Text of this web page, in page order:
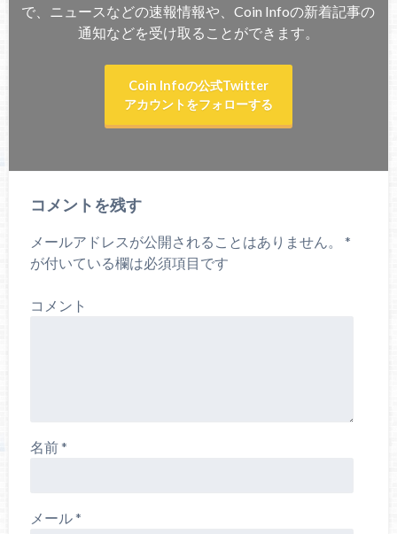
で、ニュースなどの速報情報や、Coin Infoの新着記事の
通知などを受け取ることができます。
Coin Infoの公式Twitter
アカウントをフォローする
コメントを残す
メールアドレスが公開されることはありません。
*
が付いている欄は必須項目です
コメント
名前*
メール*